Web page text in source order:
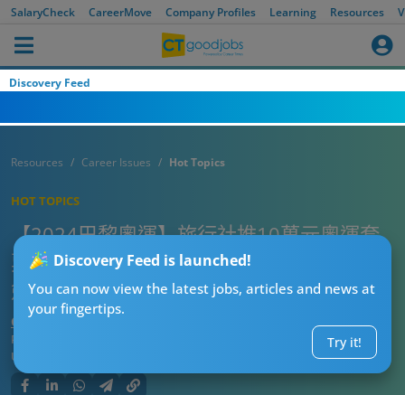
SalaryCheck CareerMove Company Profiles Learning Resources
Discovery Feed
Discovery Feed is launched!
You can now view the latest jobs, articles and news at
your fingertips.
Try it!
Resources Career Issues Hot Topics
HOT TOPICS
【2024巴黎奧運】旅行社推10萬元奧運套
票包睇開幕式、羽毛球混雙有冇得睇張家朗
劍擊、何詩蓓自由式比賽？
CTgoodjobs’ Editor
Published:
Updated: